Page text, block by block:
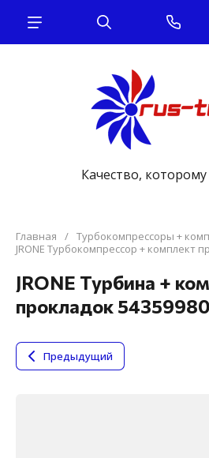
Качество,
Главная / Турбокомпрессоры +
JRONE Турбокомпрессор + комплект
JRONE Турбина +
прокладок
Предыдущий